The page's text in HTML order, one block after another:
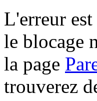
L'erreur
le blocage
la page
trouverez